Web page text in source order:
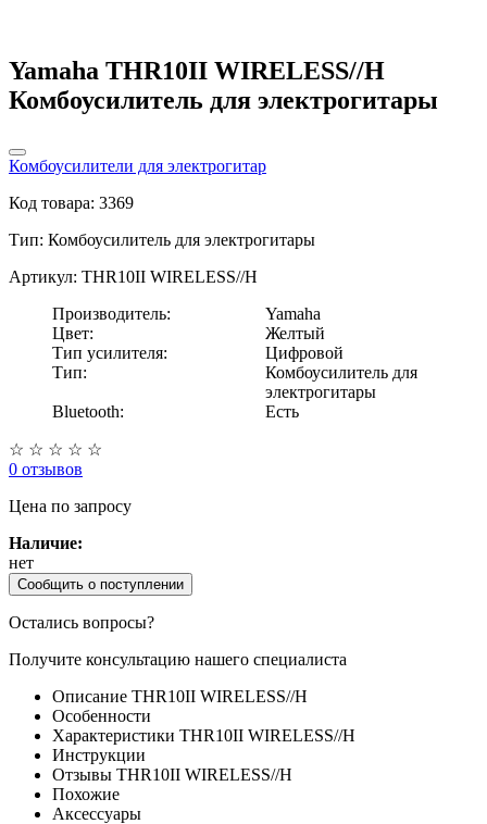
Yamaha THR10II WIRELESS//H
Комбоусилитель для электрогитары
Комбоусилители для электрогитар
Код товара: 3369
Тип: Комбоусилитель для электрогитары
Артикул: THR10II WIRELESS//H
Производитель:
Yamaha
Цвет:
Желтый
Тип усилителя:
Цифровой
Тип:
Комбоусилитель для
электрогитары
Bluetooth:
Есть
☆ ☆ ☆ ☆ ☆
0 отзывов
Цена по запросу
Наличие:
нет
Сообщить о поступлении
Остались вопросы?
Получите консультацию нашего специалиста
Описание THR10II WIRELESS//H
Особенности
Характеристики THR10II WIRELESS//H
Инструкции
Отзывы THR10II WIRELESS//H
Похожие
Аксессуары